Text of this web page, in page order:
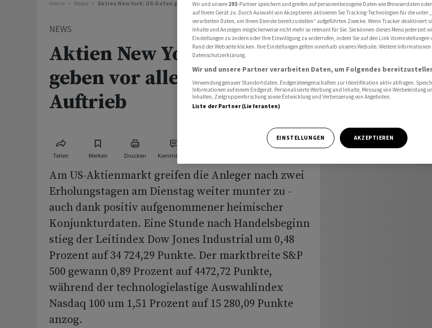
Home News Aktien New York: US-Daten geben vor allem Nasdaq Auftrieb
NEWS
Aktien New York: US-Daten
geben vor allem Nasdaq
Auftrieb
Teilen Merken Drucken Kommentare
Am US-Aktienmarkt greifen die Anleger nach zwei
Erholungstagen am Dienstag weiter munter zu -
auch dank positiv aufgenommener heimischer
Konjunkturdaten. Eine Stunde nach Handelsbeginn
stieg der Leitindex Dow Jones Industrial um 0,48
Prozent auf 34 724,29 Punkte. Der marktbreite S&P
500 gewann 0,89 Prozent auf 4472,72 Punkte,
während der technologielastige Auswahlindex
Nasdaq 100 um 1,51 Prozent auf 15 280,09 Punkte
anzog.
Wir und unsere 293-Partner speichern und greifen auf personenbezogene Daten wie Browserdaten
auf Ihrem Gerät zu. Durch Auswahl von Akzeptieren aktivieren Sie Tracking-Technologien für die unter
verarbeiten Daten, um Ihnen Dienste bereitzustellen“ aufgeführten Zwecke. Wenn Tracker deaktiviert
Inhalte und Anzeigen möglicherweise nicht mehr so relevant für Sie. Sie können dieses Menü jederzeit
Einstellungen zu ändern oder Ihre Einwilligung zu widerrufen, indem Sie auf den Link Voreinstellungen
Rand der Webseite klicken. Ihre Einstellungen gelten innerhalb unseres Website. Weitere
Datenschutzerklärung.
Wir und unsere Partner verarbeiten Daten, um Folgendes
Verwendung genauer Standortdaten. Endgeräteeigenschaften zur Identifikation aktiv abfragen.
Informationen auf einem Endgerät. Personalisierte Werbung und Inhalte, Messung von Werbeleistung
Inhalten, Zielgruppenforschung sowie Entwicklung und Verbesserung von Angeboten.
Liste der Partner (Lieferanten)
EINSTELLUNGEN AKZEPTIEREN